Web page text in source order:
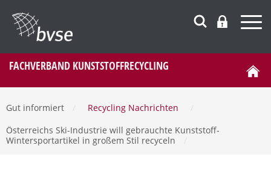
FACHVERBAND KUNSTSTOFFRECYCLING
Gut informiert Recycling Nachrichten
Österreichs Ski-Industrie will gebrauchte Kunststoff-
Wintersportartikel in großem Stil recyceln